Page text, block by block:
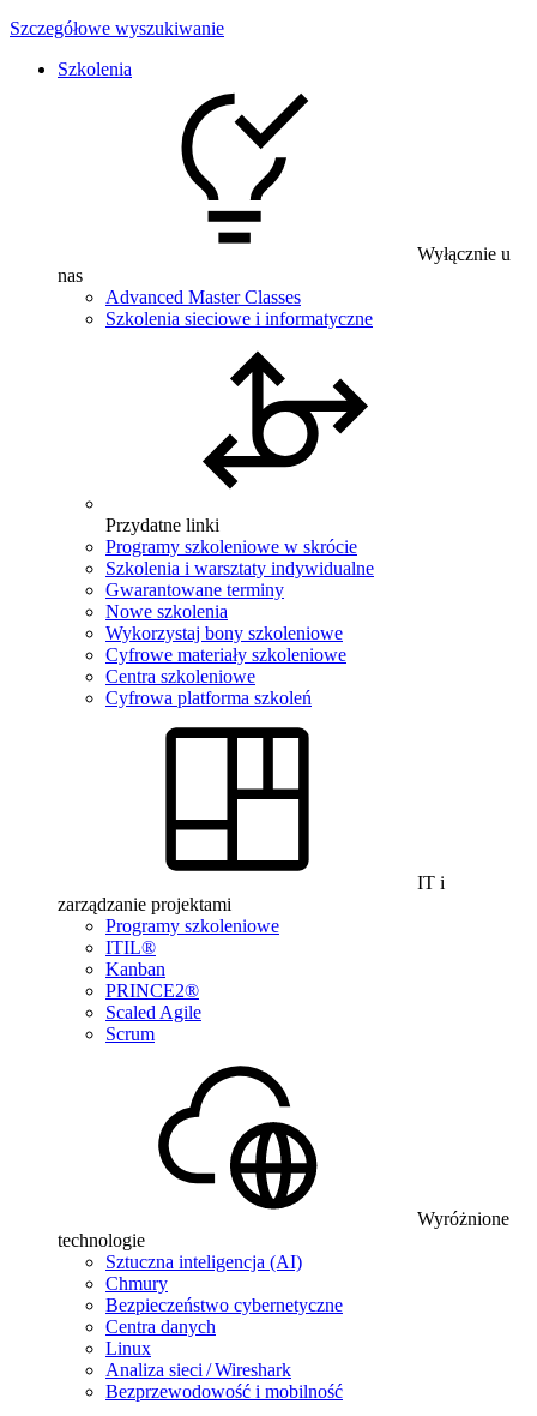
Szczegółowe wyszukiwanie
Szkolenia
Wyłącznie u
nas
Advanced Master Classes
Szkolenia sieciowe i informatyczne
Przydatne linki
Programy szkoleniowe w skrócie
Szkolenia i warsztaty indywidualne
Gwarantowane terminy
Nowe szkolenia
Wykorzystaj bony szkoleniowe
Cyfrowe materiały szkoleniowe
Centra szkoleniowe
Cyfrowa platforma szkoleń
IT i
zarządzanie projektami
Programy szkoleniowe
ITIL®
Kanban
PRINCE2®
Scaled Agile
Scrum
Wyróżnione
technologie
Sztuczna inteligencja (AI)
Chmury
Bezpieczeństwo cybernetyczne
Centra danych
Linux
Analiza sieci / Wireshark
Bezprzewodowość i mobilność